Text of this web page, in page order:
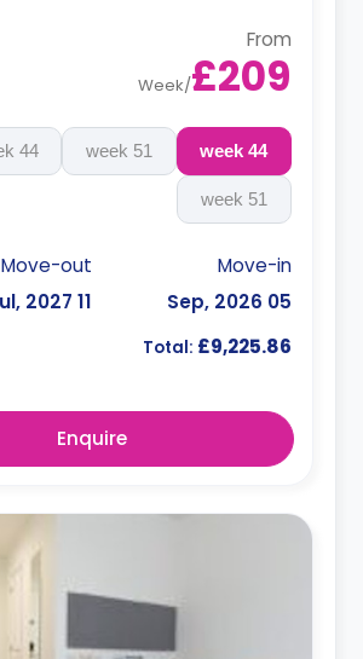
From
£209
/
Week
44 week
51 week
44 week
51 week
Move-in
05 Sep, 2026
Move-out
11 Jul, 2027
Total: £9,225.86
Enquire